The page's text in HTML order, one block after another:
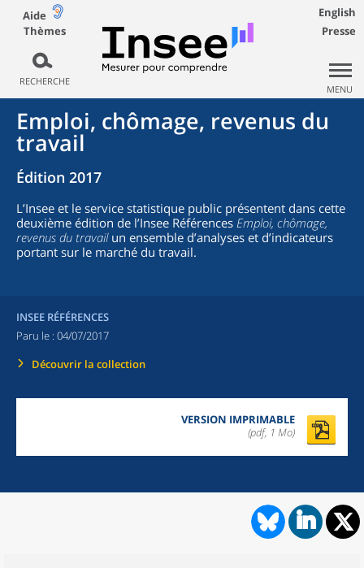
Aide
Thèmes
RECHERCHE
English
Presse
MENU
Emploi, chômage, revenus du
travail
Édition 2017
L’Insee et le service statistique public présentent dans cette
deuxième édition de l’Insee Références Emploi, chômage,
revenus du travailun ensemble d’analyses et d’indicateurs
portant sur le marché du travail.
INSEE RÉFÉRENCES
Paru le : 04/07/2017
Découvrir la collection
VERSION IMPRIMABLE
(pdf, 1 Mo)